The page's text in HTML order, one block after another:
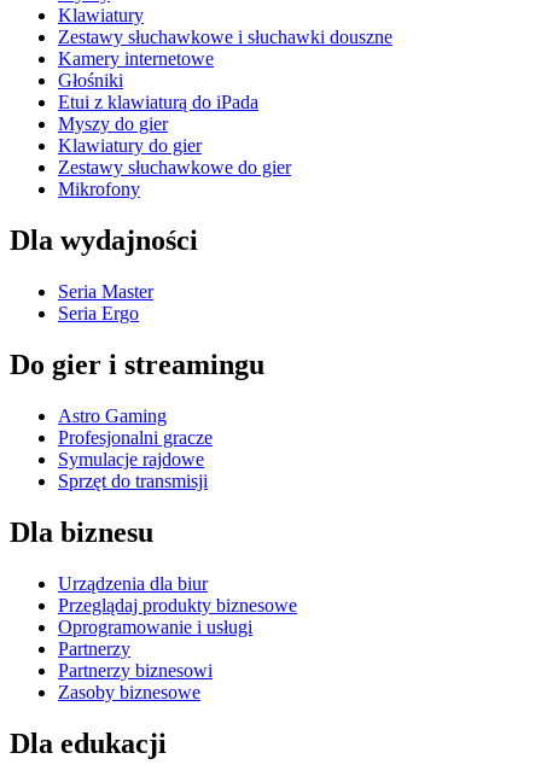
Klawiatury
Zestawy słuchawkowe i słuchawki douszne
Kamery internetowe
Głośniki
Etui z klawiaturą do iPada
Myszy do gier
Klawiatury do gier
Zestawy słuchawkowe do gier
Mikrofony
Dla wydajności
Seria Master
Seria Ergo
Do gier i streamingu
Astro Gaming
Profesjonalni gracze
Symulacje rajdowe
Sprzęt do transmisji
Dla biznesu
Urządzenia dla biur
Przeglądaj produkty biznesowe
Oprogramowanie i usługi
Partnerzy
Partnerzy biznesowi
Zasoby biznesowe
Dla edukacji